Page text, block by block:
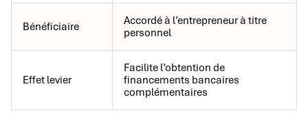
Bénéficiaire
Accordé à l’entrepreneur à titre
personnel
Effet levier
Facilite l’obtention de
financements bancaires
complémentaires